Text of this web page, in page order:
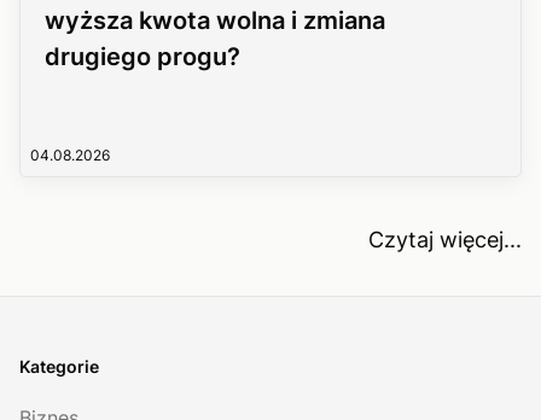
wyższa kwota wolna i zmiana
drugiego progu?
04.08.2026
Czytaj więcej...
Kategorie